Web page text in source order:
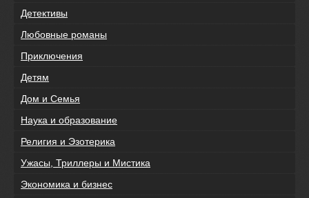
Детективы
Любовные романы
Приключения
Детям
Дом и Семья
Наука и образование
Религия и Эзотерика
Ужасы, Триллеры и Мистика
Экономика и бизнес